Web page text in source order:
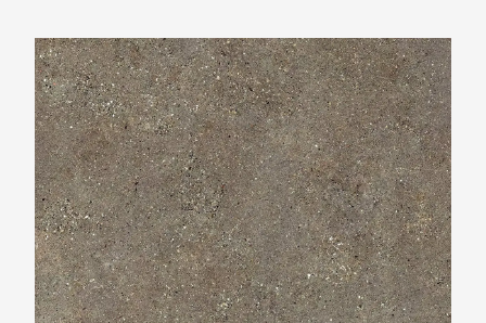
Neolith Wulong